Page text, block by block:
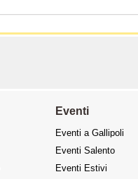
Eventi
Eventi a Gallipoli
Eventi Salento
Eventi Estivi